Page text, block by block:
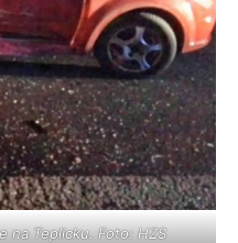
na Teplicku. Foto: HZS